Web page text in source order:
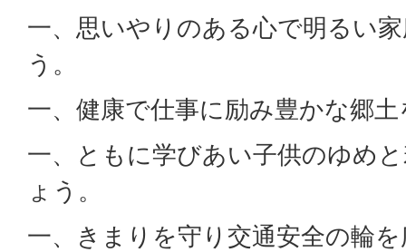
一、思いやりのある心で明るい
う。
一、健康で仕事に励み豊かな郷
一、ともに学びあい子供のゆめ
ょう。
一、きまりを守り交通安全の輪